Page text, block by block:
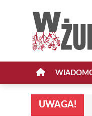
UWAGA!